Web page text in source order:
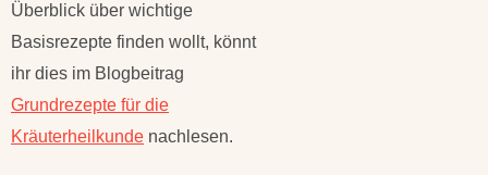
Überblick über wichtige
Basisrezepte finden wollt, könnt
ihr dies im Blogbeitrag
Grundrezepte für die
Kräuterheilkunde nachlesen.